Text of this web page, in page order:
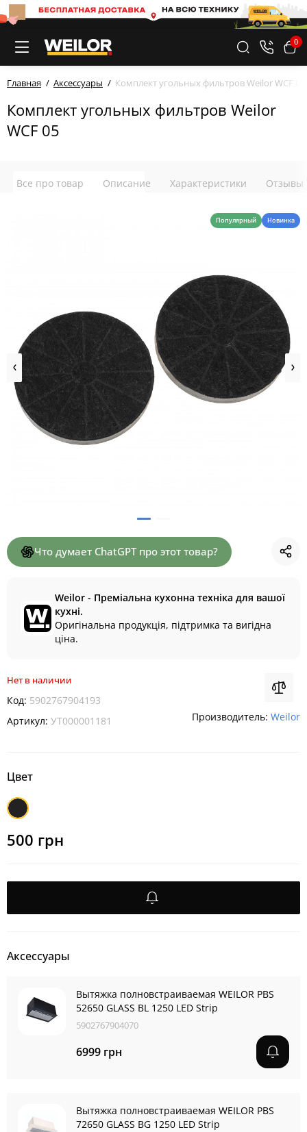
0
Главная Аксессуары Комплект угольных фильтров Weilor WCF 05
Комплект угольных фильтров Weilor
WCF 05
Все про товар Описание Характеристики Отзывы
Популярный Новинка
Что думает ChatGPT про этот товар?
Weilor - Преміальна кухонна техніка для вашої
кухні.
Оригінальна продукція, підтримка та вигідна
ціна.
Нет в наличии
Код: 5902767904193
Артикул: УТ000001181 Производитель: Weilor
Цвет
Черный
500 грн
Аксессуары
Вытяжка полновстраиваемая WEILOR PBS
52650 GLASS BL 1250 LED Strip
5902767904070
6999 грн
Вытяжка полновстраиваемая WEILOR PBS
72650 GLASS BG 1250 LED Strip